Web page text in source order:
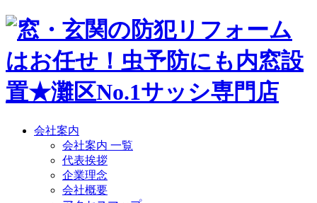
会社案内
会社案内 一覧
代表挨拶
企業理念
会社概要